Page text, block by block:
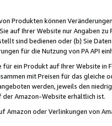
Produkten können
auf Ihrer Website nur Angaben
sind bedienen oder (b) Sie
für die Nutzung von PA API
für ein Produkt auf Ihrer Website
mit Preisen für das
werden, jeweils den
der Amazon-Website erhältlich ist.
Amazon oder Verlinkungen von